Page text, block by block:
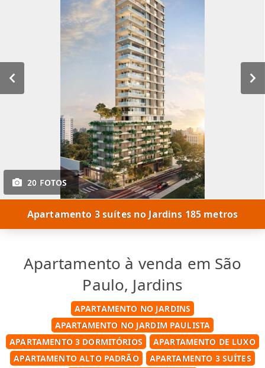
20 FOTOS
Apartamento 3 suítes no Jardins 185 metros
Apartamento à venda em São
Paulo, Jardins
APARTAMENTO NO JARDINS
APARTAMENTO NO JARDIM PAULISTA
APARTAMENTO 3 DORMITÓRIOS
APARTAMENTO DE LUXO
APARTAMENTO ALTO PADRÃO
APARTAMENTO 3 SUÍTES